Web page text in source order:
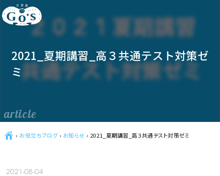
article
2021_夏期講習_高３共通テスト対策ゼ
ミ
Ç › お役立ちブログ› お知らせ › 2021_夏期講習_高３共通テスト対策ゼミ
2021-08-04